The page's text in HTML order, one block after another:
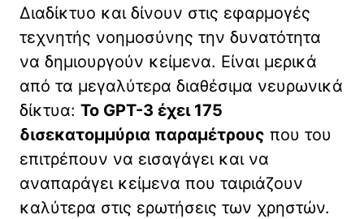
Διαδίκτυο και δίνουν στις εφαρμογές
τεχνητής νοημοσύνης την δυνατότητα
να δημιουργούν κείμενα. Είναι μερικά
από τα μεγαλύτερα διαθέσιμα νευρωνικά
δίκτυα: Το GPT-3 έχει 175
δισεκατομμύρια παραμέτρους που του
επιτρέπουν να εισαγάγει και να
αναπαράγει κείμενα που ταιριάζουν
καλύτερα στις ερωτήσεις των χρηστών.